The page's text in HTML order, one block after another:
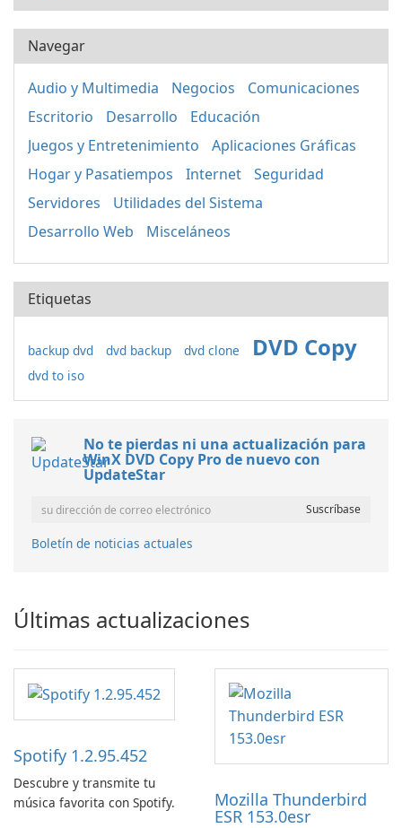
Navegar
Audio y Multimedia Negocios
Comunicaciones
Escritorio
Desarrollo
Educación
Juegos y Entretenimiento
Aplicaciones Gráficas
Hogar y Pasatiempos
Internet
Seguridad
Servidores
Utilidades del Sistema
Desarrollo Web
Misceláneos
Etiquetas
backup dvd dvd backup dvd clone DVD Copy
dvd to iso
No te pierdas ni una actualización para
WinX DVD Copy Pro de nuevo con
UpdateStar
Boletín de noticias actuales
Últimas actualizaciones
Spotify 1.2.95.452
Descubre y transmite tu
música favorita con Spotify.
Mozilla Thunderbird
ESR 153.0esr